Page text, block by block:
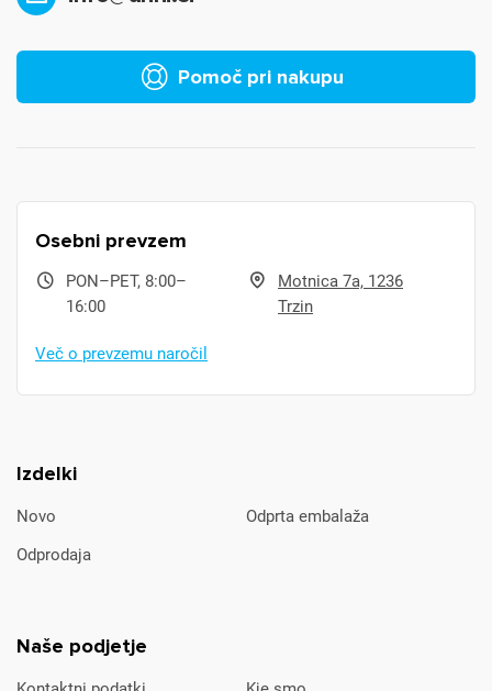
Pomoč pri nakupu
Izdelki
Novo
Odprta embalaža
Odprodaja
Naše podjetje
Osebni prevzem
PON–PET, 8:00–
16:00
Motnica 7a, 1236
Trzin
Več o prevzemu naročil
Za dodajanje na seznam želja morate biti prijavljeni.